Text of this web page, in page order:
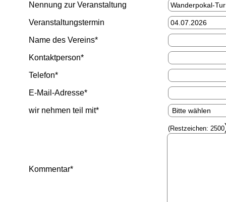
Nennung zur Veranstaltung
Veranstaltungstermin
Name des Vereins*
Kontaktperson*
Telefon*
E-Mail-Adresse*
wir nehmen teil mit*
Kommentar*
(Restzeichen: 2500